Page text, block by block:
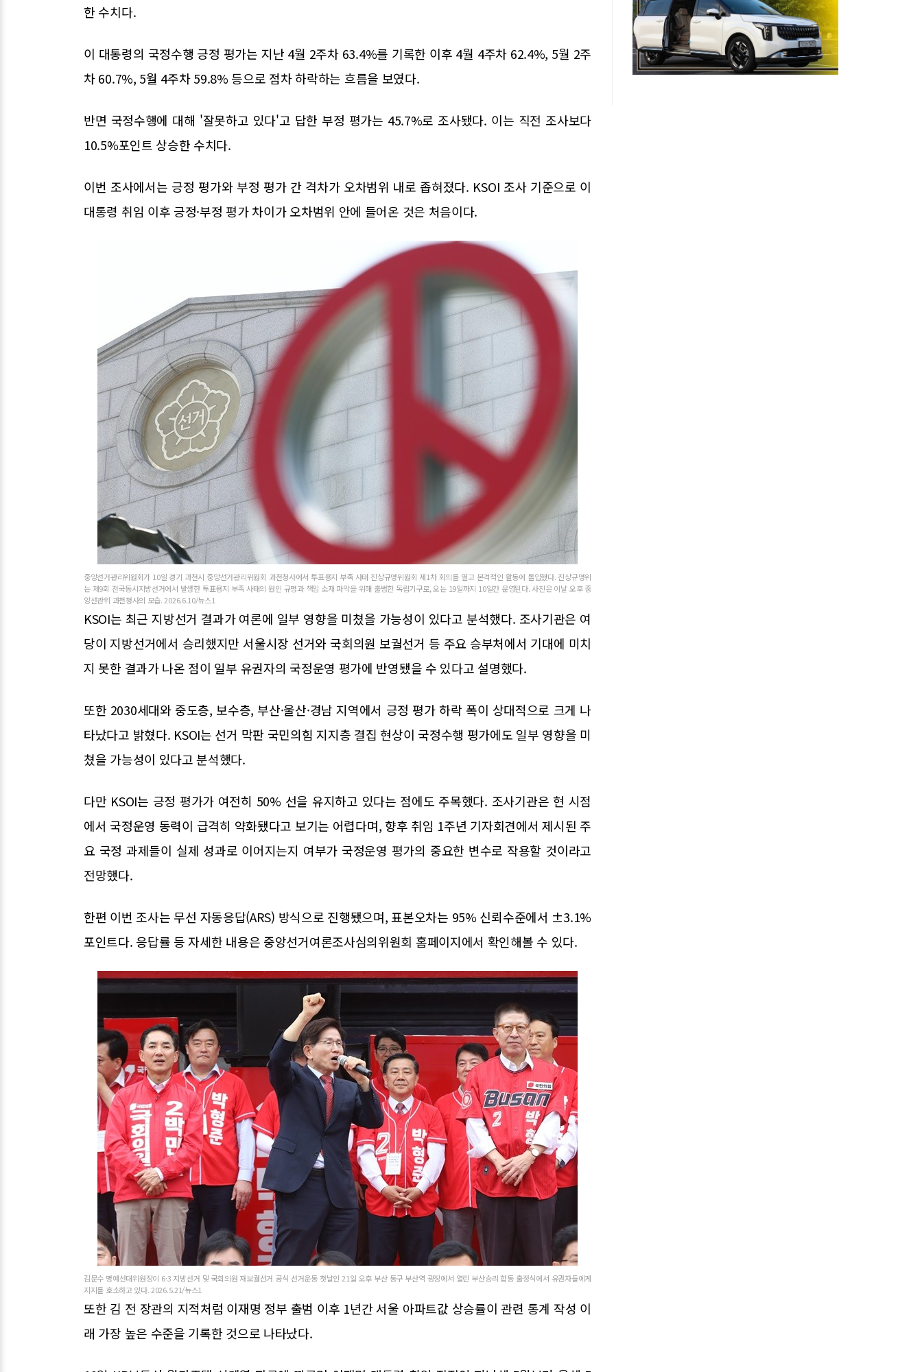
한 수치다.
이 대통령의 국정수행 긍정 평가는 지난 4월 2주차 63.4%를 기록한 이후 4월 4주차 62.4%, 5월 2주
차 60.7%, 5월 4주차 59.8% 등으로 점차 하락하는 흐름을 보였다.
반면 국정수행에 대해 '잘못하고 있다'고 답한 부정 평가는 45.7%로 조사됐다. 이는 직전 조사보다
10.5%포인트 상승한 수치다.
이번 조사에서는 긍정 평가와 부정 평가 간 격차가 오차범위 내로 좁혀졌다. KSOI 조사 기준으로 이
대통령 취임 이후 긍정·부정 평가 차이가 오차범위 안에 들어온 것은 처음이다.
중앙선거관리위원회가 10일 경기 과천시 중앙선거관리위원회 과천청사에서 투표용지 부족 사태 진상규명위원회 제1차 회의를 열고 본격적인 활동에 돌입했다. 진상규명위
는 제9회 전국동시지방선거에서 발생한 투표용지 부족 사태의 원인 규명과 책임 소재 파악을 위해 출범한 독립기구로, 오는 19일까지 10일간 운영된다. 사진은 이날 오후 중
앙선관위 과천청사의 모습. 2026.6.10/뉴스1
KSOI는 최근 지방선거 결과가 여론에 일부 영향을 미쳤을 가능성이 있다고 분석했다. 조사기관은 여
당이 지방선거에서 승리했지만 서울시장 선거와 국회의원 보궐선거 등 주요 승부처에서 기대에 미치
지 못한 결과가 나온 점이 일부 유권자의 국정운영 평가에 반영됐을 수 있다고 설명했다.
또한 2030세대와 중도층, 보수층, 부산·울산·경남 지역에서 긍정 평가 하락 폭이 상대적으로 크게 나
타났다고 밝혔다. KSOI는 선거 막판 국민의힘 지지층 결집 현상이 국정수행 평가에도 일부 영향을 미
쳤을 가능성이 있다고 분석했다.
다만 KSOI는 긍정 평가가 여전히 50% 선을 유지하고 있다는 점에도 주목했다. 조사기관은 현 시점
에서 국정운영 동력이 급격히 약화됐다고 보기는 어렵다며, 향후 취임 1주년 기자회견에서 제시된 주
요 국정 과제들이 실제 성과로 이어지는지 여부가 국정운영 평가의 중요한 변수로 작용할 것이라고
전망했다.
한편 이번 조사는 무선 자동응답(ARS) 방식으로 진행됐으며, 표본오차는 95% 신뢰수준에서 ±3.1%
포인트다. 응답률 등 자세한 내용은 중앙선거여론조사심의위원회 홈페이지에서 확인해볼 수 있다.
김문수 명예선대위원장이 6·3 지방선거 및 국회의원 재보궐선거 공식 선거운동 첫날인 21일 오후 부산 동구 부산역 광장에서 열린 부산승리 합동 출정식에서 유권자들에게
지지를 호소하고 있다. 2026.5.21/뉴스1
또한 김 전 장관의 지적처럼 이재명 정부 출범 이후 1년간 서울 아파트값 상승률이 관련 통계 작성 이
래 가장 높은 수준을 기록한 것으로 나타났다.